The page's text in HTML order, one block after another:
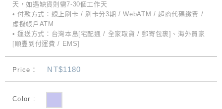
天，如遇缺貨則需7-30個工作天
• 付款方式：線上刷卡 / 刷卡分3期 / WebATM / 超商代碼繳費 /
虛擬帳戶ATM
• 運送方式：台灣本島[宅配通 / 全家取貨 / 郵寄包裹]、海外買家
[順豐到付運費 / EMS]
Price： NT$1180
Color :